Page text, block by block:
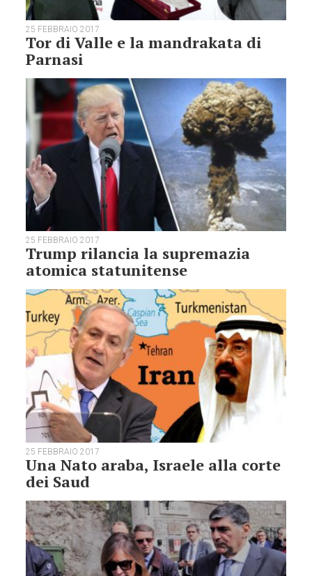
25 FEBBRAIO 2017
Tor di Valle e la mandrakata di
Parnasi
25 FEBBRAIO 2017
Trump rilancia la supremazia
atomica statunitense
25 FEBBRAIO 2017
Una Nato araba, Israele alla corte
dei Saud